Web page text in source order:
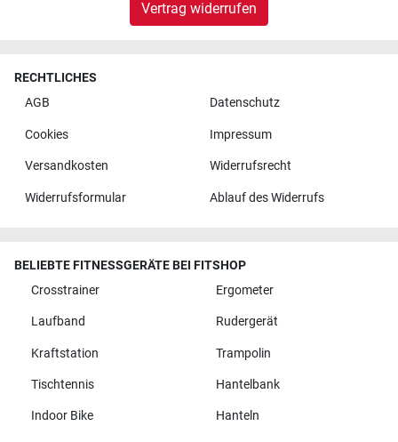
Vertrag widerrufen
RECHTLICHES
AGB
Datenschutz
Cookies Impressum
Versandkosten Widerrufsrecht
Widerrufsformular Ablauf des Widerrufs
BELIEBTE FITNESSGERÄTE BEI FITSHOP
Crosstrainer
Ergometer
Laufband Rudergerät
Kraftstation Trampolin
Tischtennis Hantelbank
Indoor Bike Hanteln